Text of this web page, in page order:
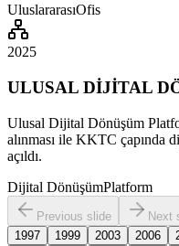
UluslararasıOfis
2025
ULUSAL DİJİTAL
Ulusal Dijital Dönüşüm
alınması ile KKTC çapında
açıldı.
Dijital DönüşümPlatform
Previous slide Next
1997 1999 2003 2006